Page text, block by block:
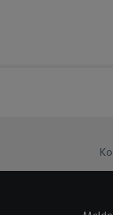
Hierzu wird von uns
Adresse in
den Lidl-Diensten
Wenn das der Fall ist,
Kundenkonto-
Insbesondere können